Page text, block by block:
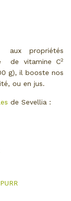
aux propriétés
de vitamine C2
g), il booste nos
ou en jus.
de Sevellia :